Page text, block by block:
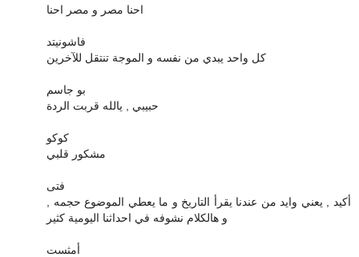
احنا مصر و مصر احنا
فاشونيتد
كل واحد يبدي من نفسه و الموجة تنتقل للآخرين
بو جاسم
حبيبي , يالله قربت الردة
كوكو
مشكور قلبي
فتى
أكيد , يعني وايد من عندنا يقرأ التاريخ و ما يعطي الموضوع حجمه ,
و هالكلام نشوفه في احداثنا اليومية كثير
أمثست